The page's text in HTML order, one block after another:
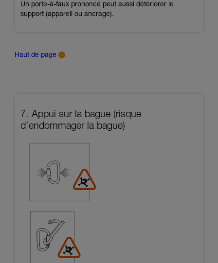
Un porte-à-faux prononcé peut aussi détériorer le
support (appareil ou ancrage).
Haut de page
7. Appui sur la bague (risque
d'endommager la bague)